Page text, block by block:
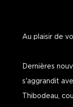
Au plaisir de
Dernières
s'aggrandit
Thibodeau,